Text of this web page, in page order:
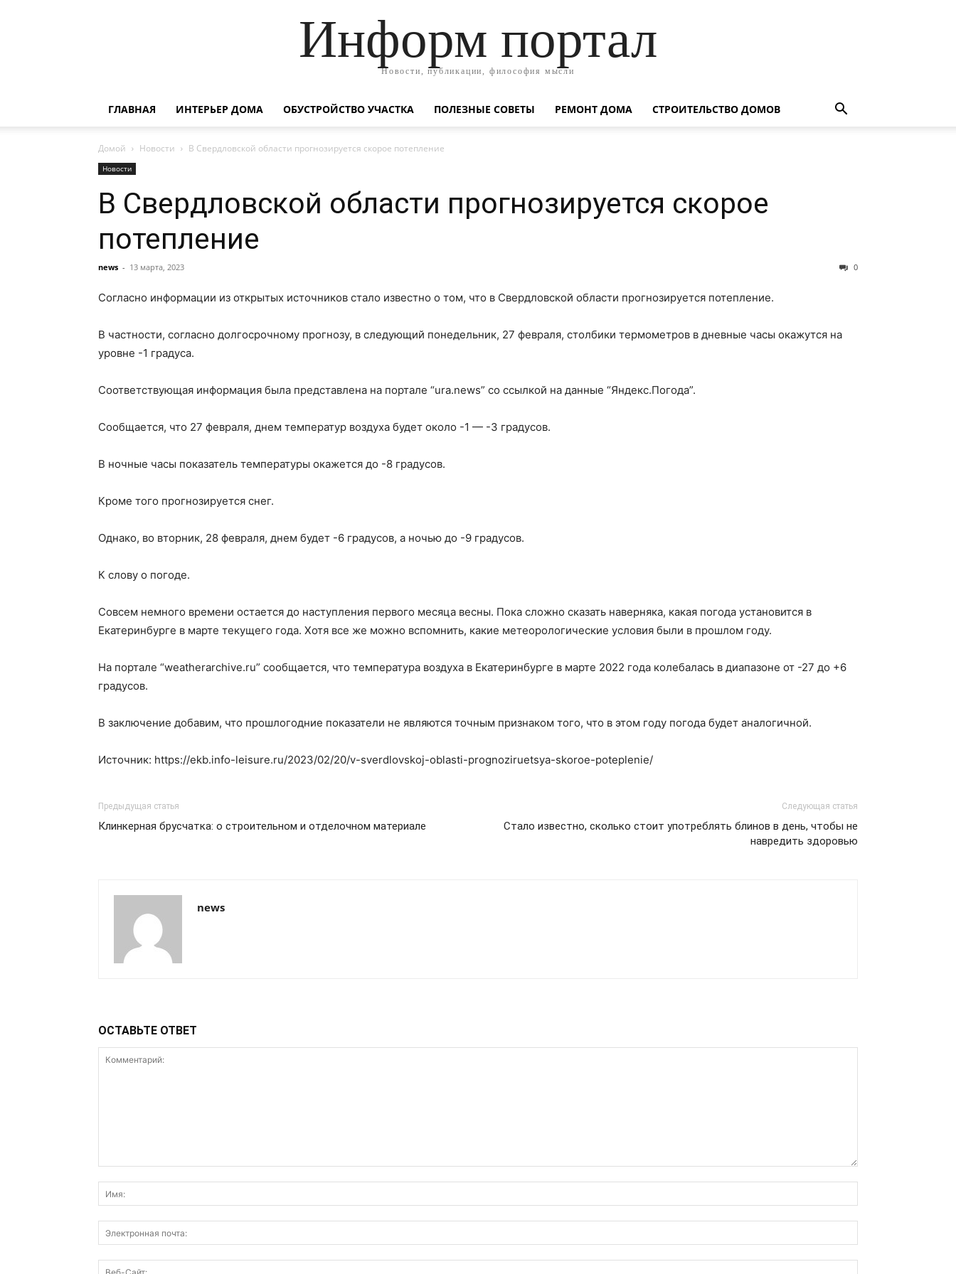
Информ портал
Новости, публикации, философия мысли
ГЛАВНАЯ ИНТЕРЬЕР ДОМА ОБУСТРОЙСТВО УЧАСТКА ПОЛЕЗНЫЕ СОВЕТЫ РЕМОНТ ДОМА СТРОИТЕЛЬСТВО ДОМОВ
Домой Новости В Свердловской области прогнозируется скорое потепление
Новости
В Свердловской области прогнозируется скорое
потепление
news - 13 марта, 2023 0
Согласно информации из открытых источников стало известно о том, что в Свердловской области прогнозируется потепление.
В частности, согласно долгосрочному прогнозу, в следующий понедельник, 27 февраля, столбики термометров в дневные часы окажутся на
уровне -1 градуса.
Соответствующая информация была представлена на портале “ura.news” со ссылкой на данные “Яндекс.Погода”.
Сообщается, что 27 февраля, днем температур воздуха будет около -1 — -3 градусов.
В ночные часы показатель температуры окажется до -8 градусов.
Кроме того прогнозируется снег.
Однако, во вторник, 28 февраля, днем будет -6 градусов, а ночью до -9 градусов.
К слову о погоде.
Совсем немного времени остается до наступления первого месяца весны. Пока сложно сказать наверняка, какая погода установится в
Екатеринбурге в марте текущего года. Хотя все же можно вспомнить, какие метеорологические условия были в прошлом году.
На портале “weatherarchive.ru” сообщается, что температура воздуха в Екатеринбурге в марте 2022 года колебалась в диапазоне от -27 до +6
градусов.
В заключение добавим, что прошлогодние показатели не являются точным признаком того, что в этом году погода будет аналогичной.
Источник: https://ekb.info-leisure.ru/2023/02/20/v-sverdlovskoj-oblasti-prognoziruetsya-skoroe-poteplenie/
Предыдущая статья
Клинкерная брусчатка: о строительном и отделочном материале
Следующая статья
Стало известно, сколько стоит употреблять блинов в день, чтобы не
навредить здоровью
news
ОСТАВЬТЕ ОТВЕТ